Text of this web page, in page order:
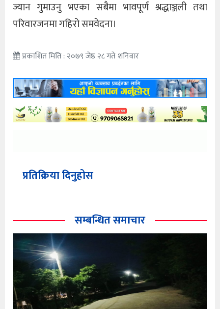
ज्यान गुमाउनु भएका सबैमा भावपूर्ण श्रद्धाञ्जली तथा
परिवारजनमा गहिरो समवेदना।
प्रकाशित मिति : २०७९ जेष्ठ २८ गते शनिवार
प्रतिक्रिया दिनुहोस
सम्बन्धित समाचार